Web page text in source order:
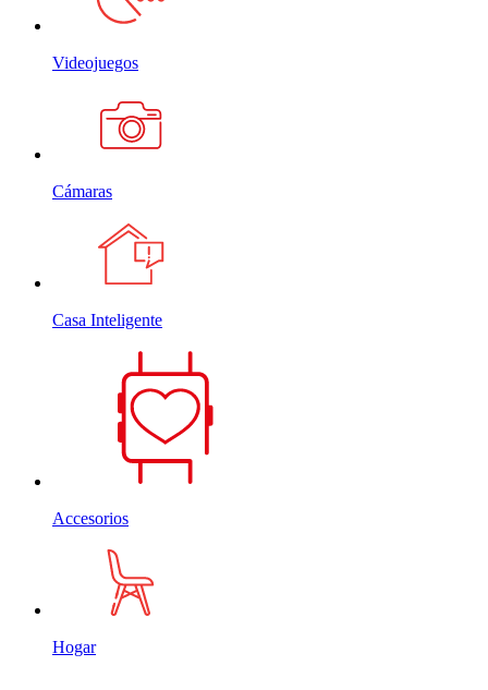
Videojuegos
Cámaras
Casa Inteligente
Accesorios
Hogar